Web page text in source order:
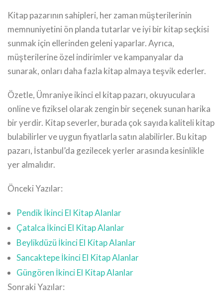
Kitap pazarının sahipleri, her zaman müşterilerinin
memnuniyetini ön planda tutarlar ve iyi bir kitap seçkisi
sunmak için ellerinden geleni yaparlar. Ayrıca,
müşterilerine özel indirimler ve kampanyalar da
sunarak, onları daha fazla kitap almaya teşvik ederler.
Özetle, Ümraniye ikinci el kitap pazarı, okuyuculara
online ve fiziksel olarak zengin bir seçenek sunan harika
bir yerdir. Kitap severler, burada çok sayıda kaliteli kitap
bulabilirler ve uygun fiyatlarla satın alabilirler. Bu kitap
pazarı, İstanbul’da gezilecek yerler arasında kesinlikle
yer almalıdır.
Önceki Yazılar:
Pendik İkinci El Kitap Alanlar
Çatalca İkinci El Kitap Alanlar
Beylikdüzü İkinci El Kitap Alanlar
Sancaktepe İkinci El Kitap Alanlar
Güngören İkinci El Kitap Alanlar
Sonraki Yazılar: